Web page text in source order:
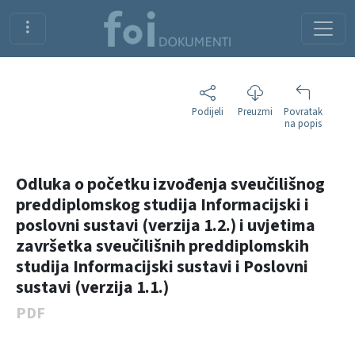
Podijeli Preuzmi
Povratak
na popis
Odluka o početku izvođenja sveučilišnog
preddiplomskog studija Informacijski i
poslovni sustavi (verzija 1.2.) i uvjetima
završetka sveučilišnih preddiplomskih
studija Informacijski sustavi i Poslovni
sustavi (verzija 1.1.)
PDF